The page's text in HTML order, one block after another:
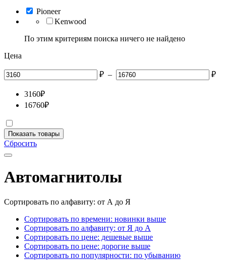
Pioneer
Kenwood
По этим критериям поиска ничего не найдено
Цена
₽ – ₽
3160₽
16760₽
Показать товары
Сбросить
Автомагнитолы
Сортировать по алфавиту: от А до Я
Сортировать по времени: новинки выше
Сортировать по алфавиту: от Я до А
Сортировать по цене: дешевые выше
Сортировать по цене: дорогие выше
Сортировать по популярности: по убыванию